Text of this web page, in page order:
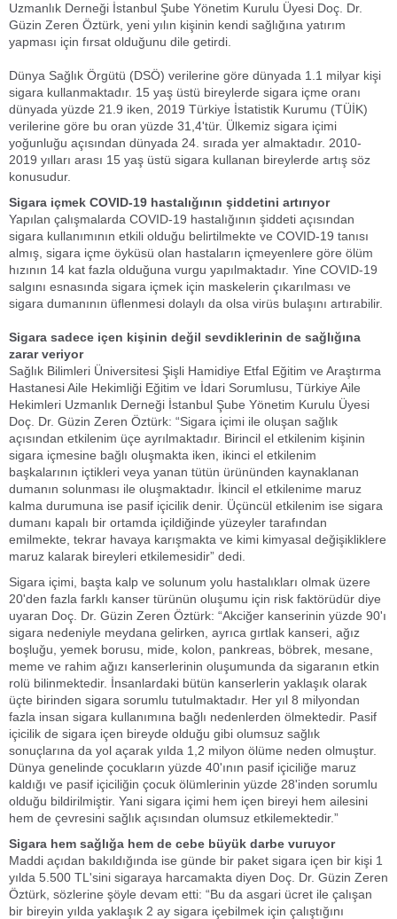
Uzmanlık Derneği İstanbul Şube Yönetim Kurulu Üyesi Doç. Dr.
Güzin Zeren Öztürk, yeni yılın kişinin kendi sağlığına yatırım
yapması için fırsat olduğunu dile getirdi.
Dünya Sağlık Örgütü (DSÖ) verilerine göre dünyada 1.1 milyar kişi
sigara kullanmaktadır. 15 yaş üstü bireylerde sigara içme oranı
dünyada yüzde 21.9 iken, 2019 Türkiye İstatistik Kurumu (TÜİK)
verilerine göre bu oran yüzde 31,4'tür. Ülkemiz sigara içimi
yoğunluğu açısından dünyada 24. sırada yer almaktadır. 2010-
2019 yılları arası 15 yaş üstü sigara kullanan bireylerde artış söz
konusudur.
Sigara içmek COVID-19 hastalığının şiddetini artırıyor
Yapılan çalışmalarda COVID-19 hastalığının şiddeti açısından
sigara kullanımının etkili olduğu belirtilmekte ve COVID-19 tanısı
almış, sigara içme öyküsü olan hastaların içmeyenlere göre ölüm
hızının 14 kat fazla olduğuna vurgu yapılmaktadır. Yine COVID-19
salgını esnasında sigara içmek için maskelerin çıkarılması ve
sigara dumanının üflenmesi dolaylı da olsa virüs bulaşını artırabilir.
Sigara sadece içen kişinin değil sevdiklerinin de sağlığına
zarar veriyor
Sağlık Bilimleri Üniversitesi Şişli Hamidiye Etfal Eğitim ve Araştırma
Hastanesi Aile Hekimliği Eğitim ve İdari Sorumlusu, Türkiye Aile
Hekimleri Uzmanlık Derneği İstanbul Şube Yönetim Kurulu Üyesi
Doç. Dr. Güzin Zeren Öztürk: “Sigara içimi ile oluşan sağlık
açısından etkilenim üçe ayrılmaktadır. Birincil el etkilenim kişinin
sigara içmesine bağlı oluşmakta iken, ikinci el etkilenim
başkalarının içtikleri veya yanan tütün ürününden kaynaklanan
dumanın solunması ile oluşmaktadır. İkincil el etkilenime maruz
kalma durumuna ise pasif içicilik denir. Üçüncül etkilenim ise sigara
dumanı kapalı bir ortamda içildiğinde yüzeyler tarafından
emilmekte, tekrar havaya karışmakta ve kimi kimyasal değişikliklere
maruz kalarak bireyleri etkilemesidir” dedi.
Sigara içimi, başta kalp ve solunum yolu hastalıkları olmak üzere
20'den fazla farklı kanser türünün oluşumu için risk faktörüdür diye
uyaran Doç. Dr. Güzin Zeren Öztürk: “Akciğer kanserinin yüzde 90'ı
sigara nedeniyle meydana gelirken, ayrıca gırtlak kanseri, ağız
boşluğu, yemek borusu, mide, kolon, pankreas, böbrek, mesane,
meme ve rahim ağızı kanserlerinin oluşumunda da sigaranın etkin
rolü bilinmektedir. İnsanlardaki bütün kanserlerin yaklaşık olarak
üçte birinden sigara sorumlu tutulmaktadır. Her yıl 8 milyondan
fazla insan sigara kullanımına bağlı nedenlerden ölmektedir. Pasif
içicilik de sigara içen bireyde olduğu gibi olumsuz sağlık
sonuçlarına da yol açarak yılda 1,2 milyon ölüme neden olmuştur.
Dünya genelinde çocukların yüzde 40'ının pasif içiciliğe maruz
kaldığı ve pasif içiciliğin çocuk ölümlerinin yüzde 28'inden sorumlu
olduğu bildirilmiştir. Yani sigara içimi hem içen bireyi hem ailesini
hem de çevresini sağlık açısından olumsuz etkilemektedir.”
Sigara hem sağlığa hem de cebe büyük darbe vuruyor
Maddi açıdan bakıldığında ise günde bir paket sigara içen bir kişi 1
yılda 5.500 TL'sini sigaraya harcamakta diyen Doç. Dr. Güzin Zeren
Öztürk, sözlerine şöyle devam etti: “Bu da asgari ücret ile çalışan
bir bireyin yılda yaklaşık 2 ay sigara içebilmek için çalıştığını